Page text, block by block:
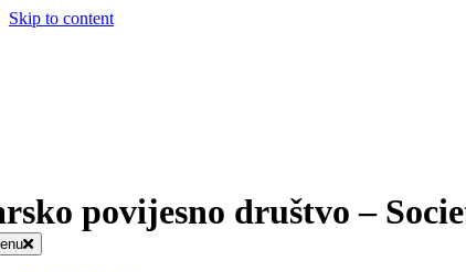
Skip to content
povijesno društvo –